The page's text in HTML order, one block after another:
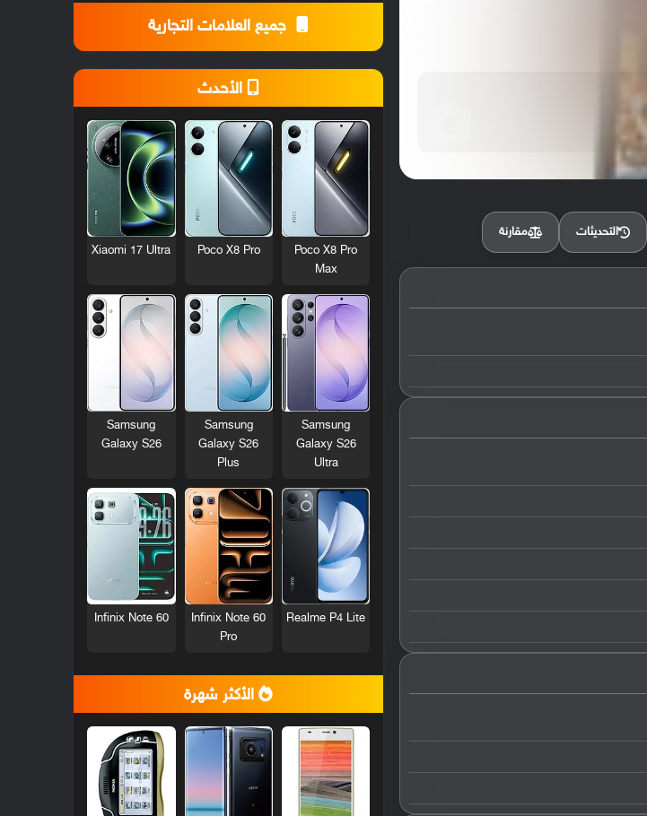
التحديثات مقارنة
جميع العلامات التجارية
الأحدث
Poco X8 Pro
Max
Poco X8 Pro
Xiaomi 17 Ultra
Samsung
Galaxy S26
Ultra
Samsung
Galaxy S26
Plus
Samsung
Galaxy S26
Realme P4 Lite
Infinix Note 60
Pro
Infinix Note 60
الأكثر شهرة